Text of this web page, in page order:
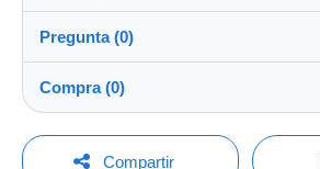
Destino:
Ver la lista de países
Envío:
Envío después del pago
A cargo del comprador
pyjz1100%(108967x)
Tienda
Pregunta (0)
Para hacer una pregunta, debe
Compra (0)
Última
Compartir